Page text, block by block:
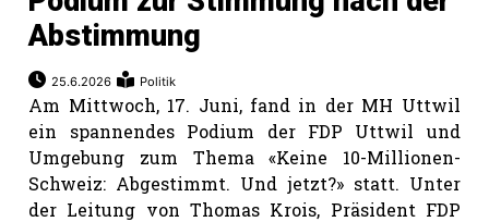
Abstimmung
25.6.2026 Politik
Am Mittwoch, 17. Juni, fand in der MH Uttwil
ein spannendes Podium der FDP Uttwil und
Umgebung zum Thema «Keine 10-Millionen-
Schweiz: Abgestimmt. Und jetzt?» statt. Unter
der Leitung von Thomas Krois, Präsident FDP